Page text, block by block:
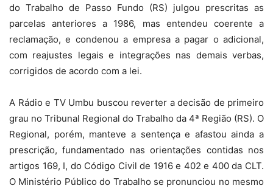
do Trabalho de Passo Fundo (RS) julgou prescritas as
parcelas anteriores a 1986, mas entendeu coerente a
reclamação, e condenou a empresa a pagar o adicional,
com reajustes legais e integrações nas demais verbas,
corrigidos de acordo com a lei.
A Rádio e TV Umbu buscou reverter a decisão de primeiro
grau no Tribunal Regional do Trabalho da 4ª Região (RS). O
Regional, porém, manteve a sentença e afastou ainda a
prescrição, fundamentado nas orientações contidas nos
artigos 169, I, do Código Civil de 1916 e 402 e 400 da CLT.
O Ministério Público do Trabalho se pronunciou no mesmo